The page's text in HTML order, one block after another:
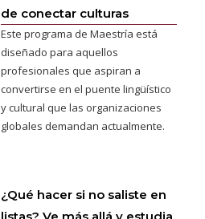
de conectar culturas
Este programa de Maestría está
diseñado para aquellos
profesionales que aspiran a
convertirse en el puente lingüístico
y cultural que las organizaciones
globales demandan actualmente.
¿Qué hacer si no saliste en